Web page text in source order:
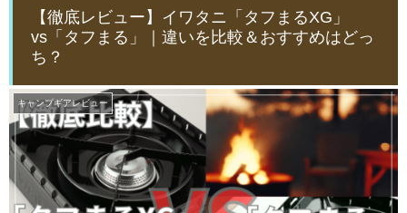
【徹底レビュー】イワタニ「タフまるXG」
vs「タフまる」｜違いを比較＆おすすめはどっ
ち？
キャンプギアレビュー